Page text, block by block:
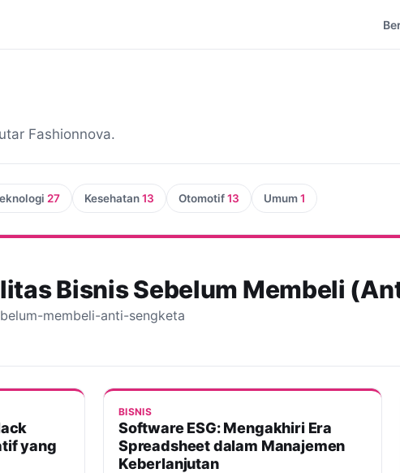
Fashionnova.
27 Kesehatan13 Otomotif13 Umum1
Bisnis Sebelum Membeli
membeli-anti-sengketa
yang
BISNIS
Software ESG: Mengakhiri Era
Spreadsheet dalam Manajemen
Keberlanjutan